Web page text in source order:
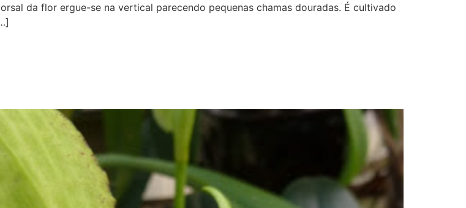
da flor ergue-se na vertical parecendo pequenas chamas douradas. É cultivado